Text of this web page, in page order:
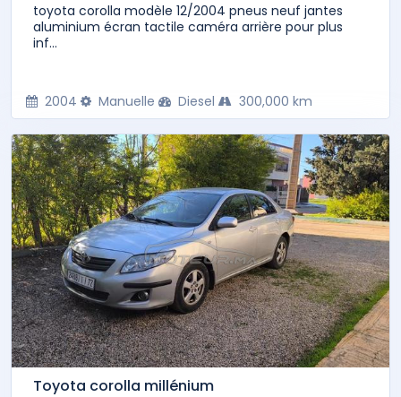
toyota corolla modèle 12/2004 pneus neuf jantes
aluminium écran tactile caméra arrière pour plus
inf...
2004 Manuelle Diesel 300,000 km
Toyota corolla millénium